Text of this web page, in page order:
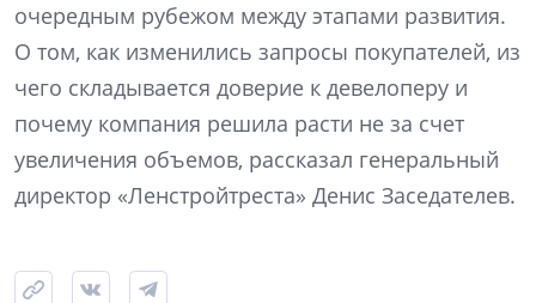
очередным рубежом между этапами развития.
О том, как изменились запросы покупателей, из
чего складывается доверие к девелоперу и
почему компания решила расти не за счет
увеличения объемов, рассказал генеральный
директор «Ленстройтреста» Денис Заседателев.